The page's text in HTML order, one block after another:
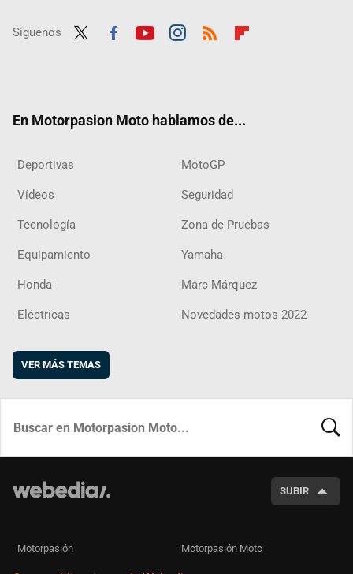
Síguenos
En Motorpasion Moto hablamos de...
Deportivas MotoGP
Vídeos Seguridad
Tecnología Zona de Pruebas
Equipamiento Yamaha
Honda Marc Márquez
Eléctricas Novedades motos 2022
VER MÁS TEMAS
SUBIR
Motorpasión Motorpasión Moto